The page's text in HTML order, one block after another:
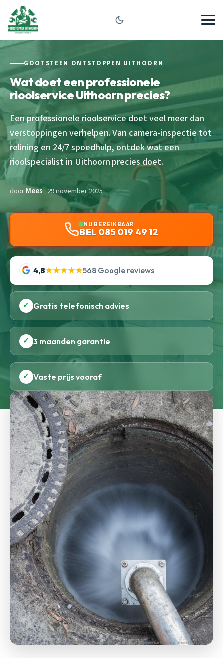
GOOTSTEEN ONTSTOPPEN UITHOORN
Wat doet een professionele
rioolservice Uithoorn precies?
Een professionele rioolservice doet veel meer dan
verstoppingen verhelpen. Van camera-inspectie tot
relining en 24/7 spoedhulp, ontdek wat een
rioolspecialist in Uithoorn precies doet.
doorMees· 29 november 2025
NU BEREIKBAAR
BEL 085 019 49 12
4,8★★★★★568 Google reviews
✓ Gratis telefonisch advies
✓ 3 maanden garantie
✓ Vaste prijs vooraf